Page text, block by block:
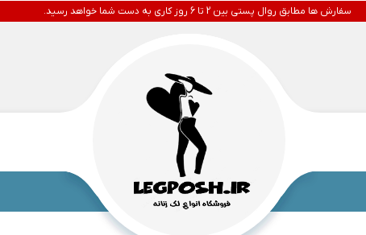
سفارش ها مطابق روال پستی بین 2 تا 6 روز کاری به دست شما خواهد رسید.